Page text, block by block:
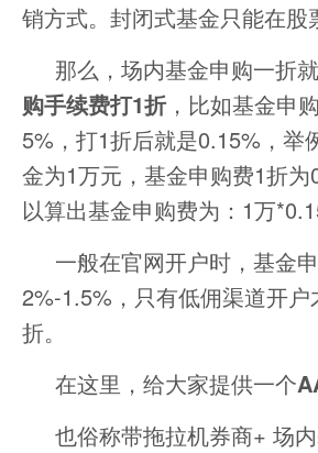
销方式。封闭式基金只能在股
那么，场内基金申购一折
购手续费打1折，比如基金申
5%，打1折后就是0.15%，举
金为1万元，基金申购费1折
以算出基金申购费为：1万
一般在官网开户时，基金
2%-1.5%，只有低佣渠道开
折。
在这里，给大家提供一个
也俗称带拖拉机券商+ 场